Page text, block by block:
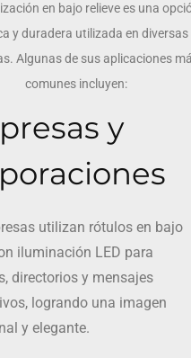
en bajo relieve es una
y duradera utilizada en diversas
Algunas de sus aplicaciones
comunes incluyen:
y
utilizan rótulos en bajo
iluminación LED para
directorios y mensajes
logrando una imagen
y elegante.